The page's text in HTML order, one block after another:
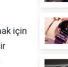
için